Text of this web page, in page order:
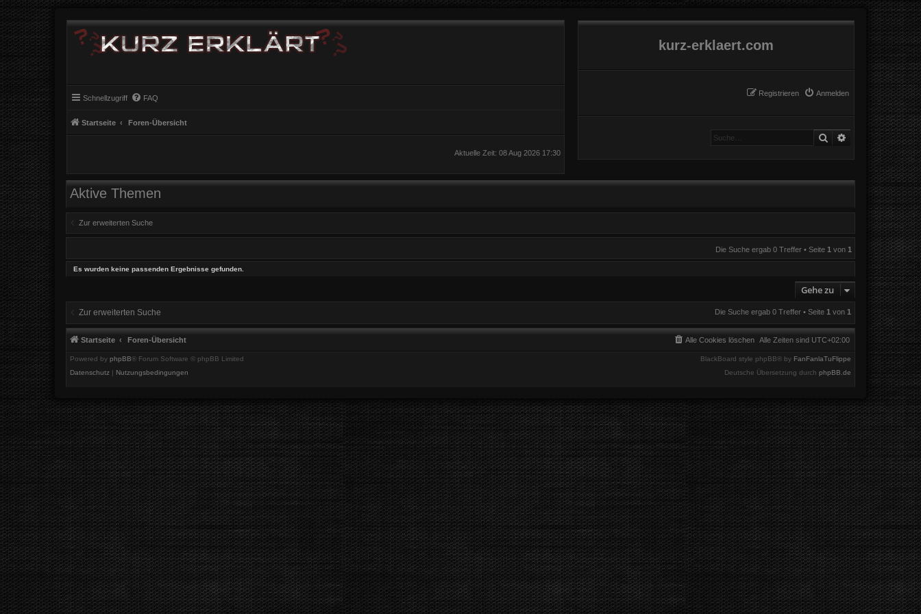
kurz-erklaert.com
Anmelden
Registrieren
Schnellzugriff FAQ
Startseite Foren-Übersicht
Suche Erweiterte Suche
Aktuelle Zeit: 08 Aug 2026 17:30
Aktive Themen
Zur erweiterten Suche
Die Suche ergab 0 Treffer • Seite 1 von 1
Es wurden keine passenden Ergebnisse gefunden.
Gehe zu
Zur erweiterten Suche Die Suche ergab 0 Treffer • Seite 1 von 1
Startseite Foren-Übersicht Alle Zeiten sind UTC+02:00
Alle Cookies löschen
Powered by phpBB® Forum Software © phpBB Limited BlackBoard style phpBB® by FanFanlaTuFlippe
Deutsche Übersetzung durch phpBB.de
Datenschutz | Nutzungsbedingungen